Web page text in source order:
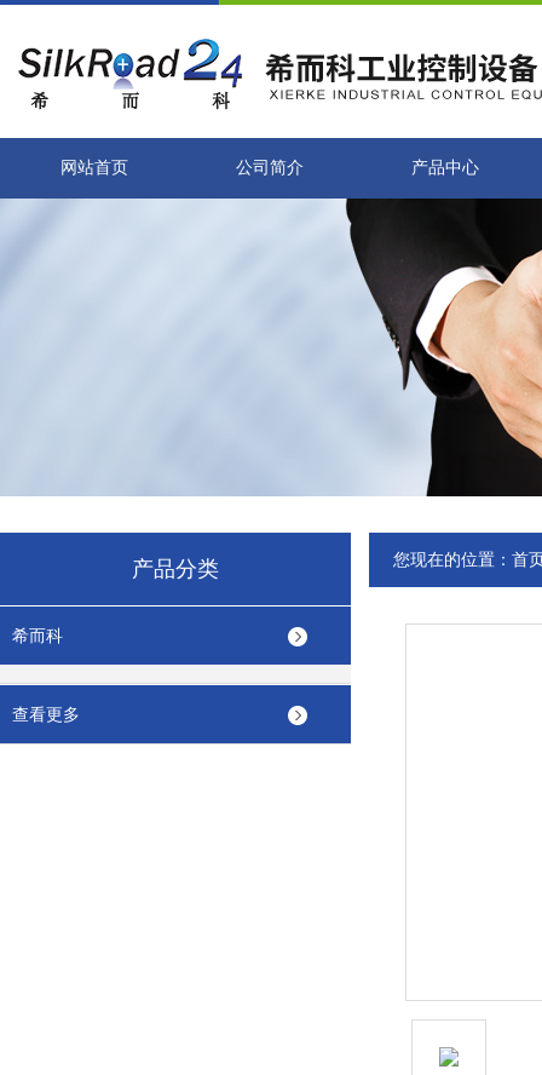
网站首页 公司简介 产品中心
产品分类
希而科
查看更多
您现在的位置： 首